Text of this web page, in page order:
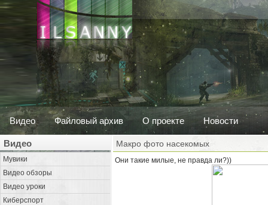
Видео Файловый архив О проекте Новости
Видео
Мувики
Видео обзоры
Видео уроки
Киберспорт
Макро фото насекомых
Они такие милые, не правда ли?))